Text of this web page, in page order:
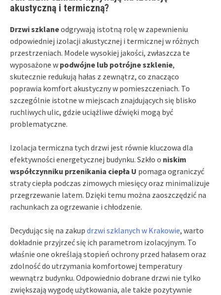
akustyczną i termiczną?
Drzwi szklaneodgrywają istotną rolę w zapewnieniu
odpowiedniej izolacji akustycznej i termicznej w różnych
przestrzeniach. Modele wysokiej jakości, zwłaszcza te
wyposażone w podwójne lub potrójne szklenie,
skutecznie redukują hałas z zewnątrz, co znacząco
poprawia komfort akustyczny w pomieszczeniach. To
szczególnie istotne w miejscach znajdujących się blisko
ruchliwych ulic, gdzie uciążliwe dźwięki mogą być
problematyczne.
Izolacja termiczna tych drzwi jest równie kluczowa dla
efektywności energetycznej budynku. Szkło o niskim
współczynniku przenikania ciepła U pomaga ograniczyć
straty ciepła podczas zimowych miesięcy oraz minimalizuje
przegrzewanie latem. Dzięki temu można zaoszczędzić na
rachunkach za ogrzewanie i chłodzenie.
Decydując się na zakup drzwi szklanych w Krakowie, warto
dokładnie przyjrzeć się ich parametrom izolacyjnym. To
właśnie one określają stopień ochrony przed hałasem oraz
zdolność do utrzymania komfortowej temperatury
wewnątrz budynku. Odpowiednio dobrane drzwi nie tylko
zwiększają wygodę użytkowania, ale także pozytywnie